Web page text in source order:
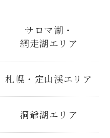
サロマ湖・
網走湖エリア
札幌・定山渓エリア
洞爺湖エリア